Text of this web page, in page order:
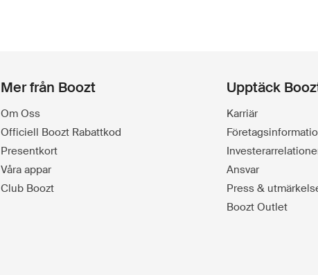
Mer från Boozt
Om Oss
Officiell Boozt Rabattkod
Presentkort
Våra appar
Club Boozt
Upptäck
Karriär
Ansvar
Press &
Boozt Outlet